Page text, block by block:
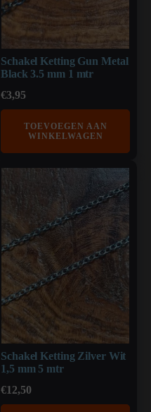
Schakel Ketting Gun Metal
Black 3.5 mm 1 mtr
€3,95
TOEVOEGEN AAN
WINKELWAGEN
Schakel Ketting Zilver Wit
1,5 mm 5 mtr
€12,50